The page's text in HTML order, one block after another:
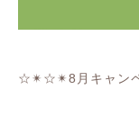
☆✴︎☆✴︎8月キャ